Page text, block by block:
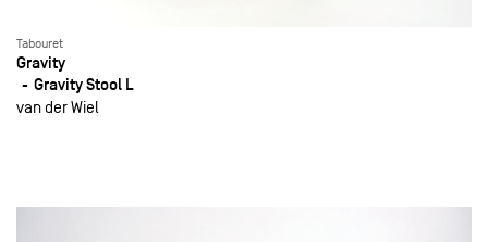
Tabouret
Gravity
Gravity Stool L
van der Wiel